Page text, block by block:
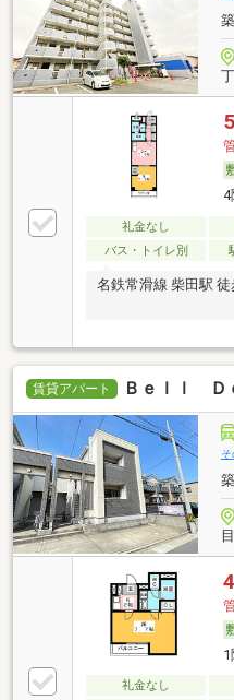
4
礼金なし
バス・トイレ別
名鉄常滑線 柴田駅
賃貸アパート Ｂｅｌｌ Ｄ
目
礼金なし